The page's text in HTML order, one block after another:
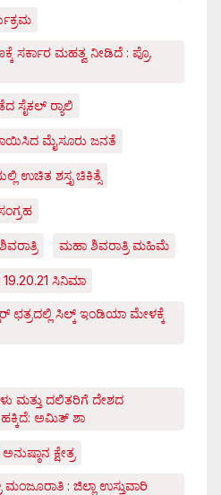
ಸರ್ಕಾರ ಮಹತ್ವ ನೀಡಿದೆ : ಪ್ರೊ.
ಸೈಕಲ್ ರ್‍ಯಾಲಿ
ಮೈಸೂರು ಜನತೆ
ಉಚಿತ ಶಸ್ತೃ ಚಿಕಿತ್ಸೆ
ಮಹಾ ಶಿವರಾತ್ರಿ ಮಹಿಮೆ
ಸಿನಿಮಾ
ಛತ್ರದಲ್ಲಿ ಸಿಲ್ಕ್ ಇಂಡಿಯಾ ಮೇಳಕ್ಕೆ
ಮತ್ತು ದಲಿತರಿಗೆ ದೇಶದ
ಅಮಿತ್ ಶಾ
ಕ್ಷೇತ್ರ
ಮಂಜೂರಾತಿ : ಜಿಲ್ಲಾ ಉಸ್ತುವಾರಿ